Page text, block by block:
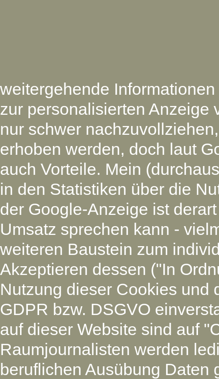
weitergehende
zur personalisierten Anzeige
nur schwer
erhoben werden, doch laut
auch Vorteile. Mein
in den Statistiken über die
der Google-Anzeige ist
Umsatz sprechen kann -
weiteren Baustein zum
Akzeptieren dessen ("In
Nutzung dieser Cookies und
GDPR bzw. DSGVO
auf dieser Website sind auf
Raumjournalisten werden
beruflichen Ausübung Daten